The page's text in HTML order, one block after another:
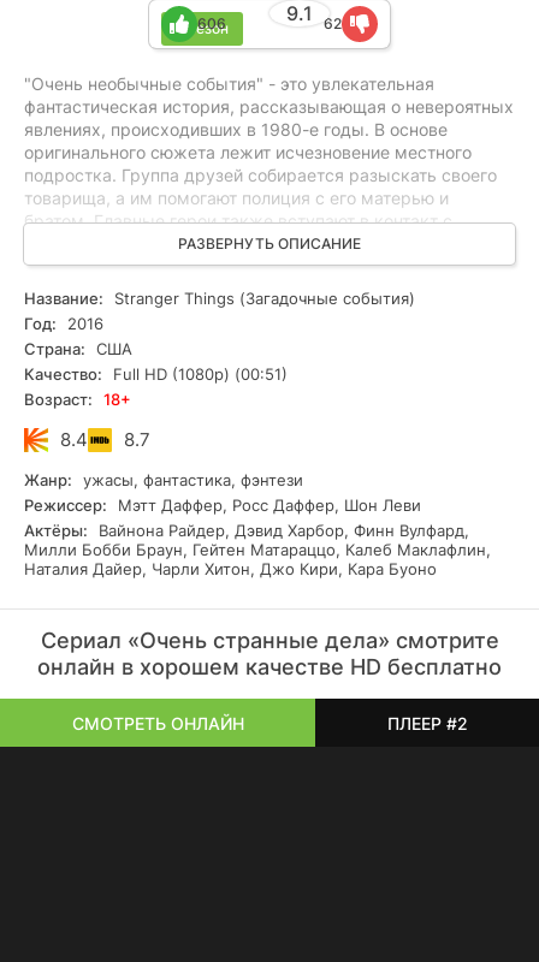
5 сезон
9.1
606 62
"Очень необычные события" - это увлекательная
фантастическая история, рассказывающая о невероятных
явлениях, происходивших в 1980-е годы. В основе
оригинального сюжета лежит исчезновение местного
подростка. Группа друзей собирается разыскать своего
товарища, а им помогают полиция с его матерью и
братом. Главные герои также вступают в контакт с
загадочной девочкой, обладающей сверхъестественными
способностями. "Очень необычные события" стали одним
из самых ярких проектов последних лет. История о
подростках и их связи с паранормальным продолжается.
РАЗВЕРНУТЬ ОПИСАНИЕ
Название:
Stranger Things (Загадочные события)
Год:
2016
Страна:
США
Качество:
Full HD (1080p) (00:51)
Возраст:
18+
8.4 8.7
Жанр:
ужасы, фантастика, фэнтези
Режиссер:
Мэтт Даффер, Росс Даффер, Шон Леви
Актёры:
Вайнона Райдер, Дэвид Харбор, Финн Вулфард,
Милли Бобби Браун, Гейтен Матараццо, Калеб Маклафлин,
Наталия Дайер, Чарли Хитон, Джо Кири, Кара Буоно
Сериал «Очень странные дела» смотрите
онлайн в хорошем качестве HD бесплатно
СМОТРЕТЬ ОНЛАЙН ПЛЕЕР #2